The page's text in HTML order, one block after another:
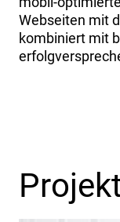
Webseiten mit
kombiniert mit